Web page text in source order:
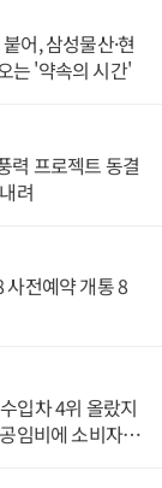
어, 삼성물산·현
는 '약속의 시간'
력 프로젝트 동결
려
사전예약 개통 8
입차 4위 올랐지
임비에 소비자